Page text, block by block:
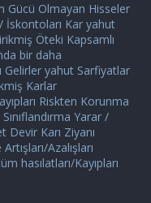
Gücü Olmayan Hisseler
İskontoları Kar yahut
Öteki Kapsamlı
bir daha
Gelirler yahut Sarfiyatlar
Karlar
Riskten Korunma
Yarar /
Devir Karı Ziyanı
Azalışları
hasılatları/Kayıpları